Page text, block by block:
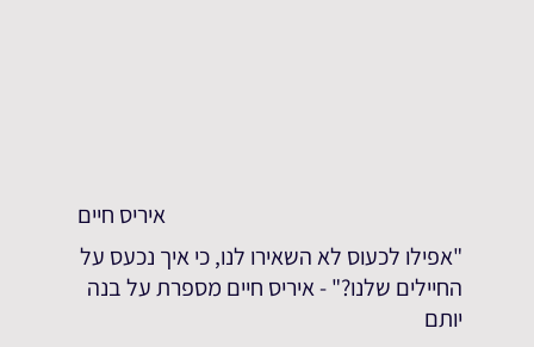
איריס חיים
"אפילו לכעוס לא השאירו לנו, כי איך נכעס על
החיילים שלנו?" - איריס חיים מספרת על בנה
יותם